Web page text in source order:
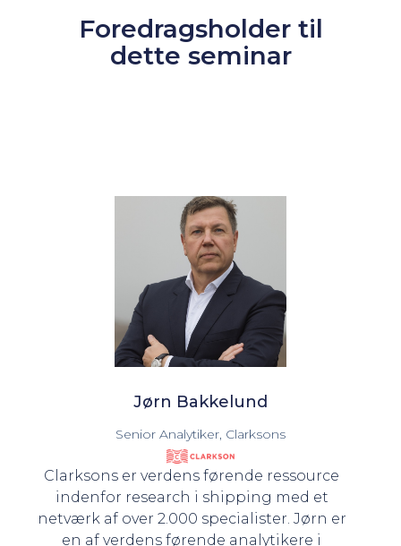
Foredragsholder til
dette seminar
Jørn Bakkelund
Senior Analytiker, Clarksons
Clarksons er verdens førende ressource
indenfor research i shipping med et
netværk af over 2.000 specialister. Jørn er
en af verdens førende analytikere i